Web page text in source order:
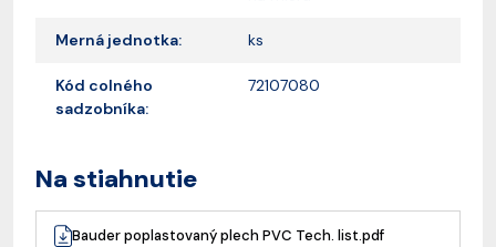
Merná jednotka: ks
Kód colného
sadzobníka:
72107080
Na stiahnutie
Bauder poplastovaný plech PVC Tech. list.pdf